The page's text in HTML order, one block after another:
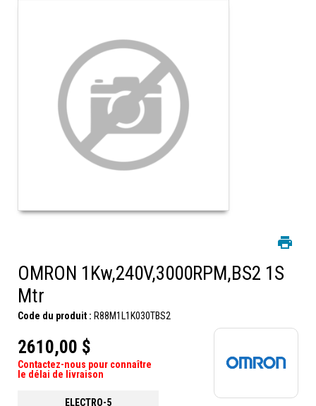
OMRON 1Kw,240V,3000RPM,BS2 1S
Mtr
Code du produit : R88M1L1K030TBS2
2610,00 $
Contactez-nous pour connaître
le délai de livraison
ELECTRO-5